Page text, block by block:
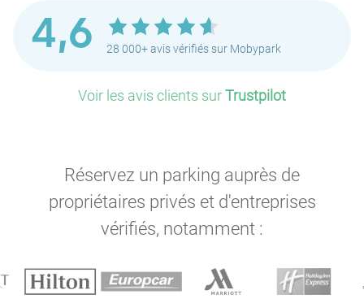
4,6 28 000+ avis vérifiés sur Mobypark
Voir les avis clients surTrustpilot
Réservez un parking auprès de
propriétaires privés et d'entreprises
vérifiés, notamment :